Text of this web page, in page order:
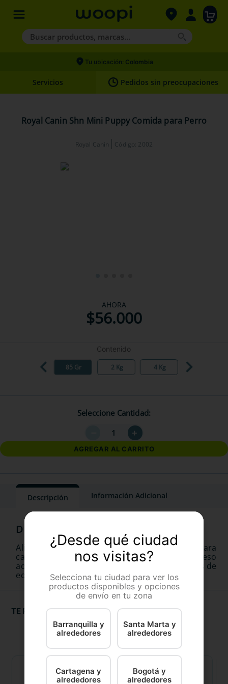
Buscar productos, marcas...
Términos más buscados
2.
hills
Tu ubicación: Colombia
Servicios Pedidos sin preocupaciones
Royal Canin Shn Mini Puppy Comida para Perro
Royal Canin Código: 2002
AHORA
$56.000
Contenido
85 Gr 2 Kg 4 Kg
Seleccione Cantidad
＋
AGREGAR AL CARRITO
Descripción Información Adicional
Alimento completo para perros - Especial para
cachorros de razas pequeñas (hasta 10 kg de peso
adulto) - A partir de los 2 meses hasta 10 meses de
edad.
TE RECOMENDAMOS
¿Desde qué ciudad
nos visitas?
Selecciona tu ciudad para ver los
productos disponibles y opciones
de envío en tu zona
Barranquilla y
alrededores
Santa Marta y
alrededores
Cartagena y
alrededores
Bogotá y
alrededores